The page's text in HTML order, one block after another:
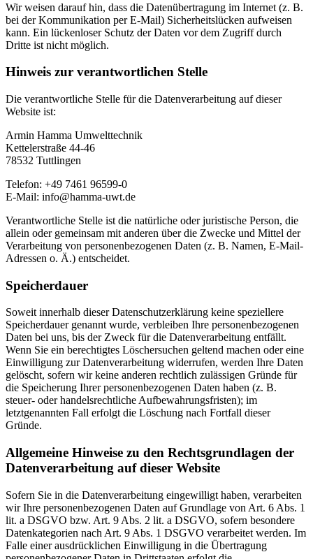
Wir weisen darauf hin, dass die Datenübertragung im Internet (z. B.
bei der Kommunikation per E-Mail) Sicherheitslücken aufweisen
kann. Ein lückenloser Schutz der Daten vor dem Zugriff durch
Dritte ist nicht möglich.
Hinweis zur verantwortlichen Stelle
Die verantwortliche Stelle für die Datenverarbeitung auf dieser
Website ist:
Armin Hamma Umwelttechnik
Kettelerstraße 44-46
78532 Tuttlingen
Telefon: +49 7461 96599-0
E-Mail: info@hamma-uwt.de
Verantwortliche Stelle ist die natürliche oder juristische Person, die
allein oder gemeinsam mit anderen über die Zwecke und Mittel der
Verarbeitung von personenbezogenen Daten (z. B. Namen, E-Mail-
Adressen o. Ä.) entscheidet.
Speicherdauer
Soweit innerhalb dieser Datenschutzerklärung keine speziellere
Speicherdauer genannt wurde, verbleiben Ihre personenbezogenen
Daten bei uns, bis der Zweck für die Datenverarbeitung entfällt.
Wenn Sie ein berechtigtes Löschersuchen geltend machen oder eine
Einwilligung zur Datenverarbeitung widerrufen, werden Ihre Daten
gelöscht, sofern wir keine anderen rechtlich zulässigen Gründe für
die Speicherung Ihrer personenbezogenen Daten haben (z. B.
steuer- oder handelsrechtliche Aufbewahrungsfristen); im
letztgenannten Fall erfolgt die Löschung nach Fortfall dieser
Gründe.
Allgemeine Hinweise zu den Rechtsgrundlagen der
Datenverarbeitung auf dieser Website
Sofern Sie in die Datenverarbeitung eingewilligt haben, verarbeiten
wir Ihre personenbezogenen Daten auf Grundlage von Art. 6 Abs. 1
lit. a DSGVO bzw. Art. 9 Abs. 2 lit. a DSGVO, sofern besondere
Datenkategorien nach Art. 9 Abs. 1 DSGVO verarbeitet werden. Im
Falle einer ausdrücklichen Einwilligung in die Übertragung